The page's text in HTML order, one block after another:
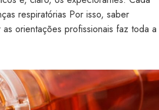
respiratórias Por isso, saber
orientações profissionais faz toda a